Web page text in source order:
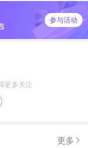
毕竟，黄贝岭可
治和危旧改造统
么现状？华润置
参与活动
更多关注
更多